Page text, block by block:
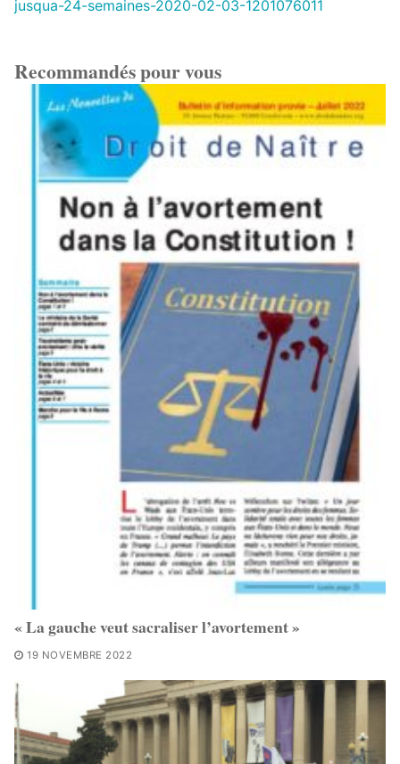
jusqua-24-semaines-2020-02-03-1201076011
Recommandés pour vous
« La gauche veut sacraliser l’avortement »
19 NOVEMBRE 2022